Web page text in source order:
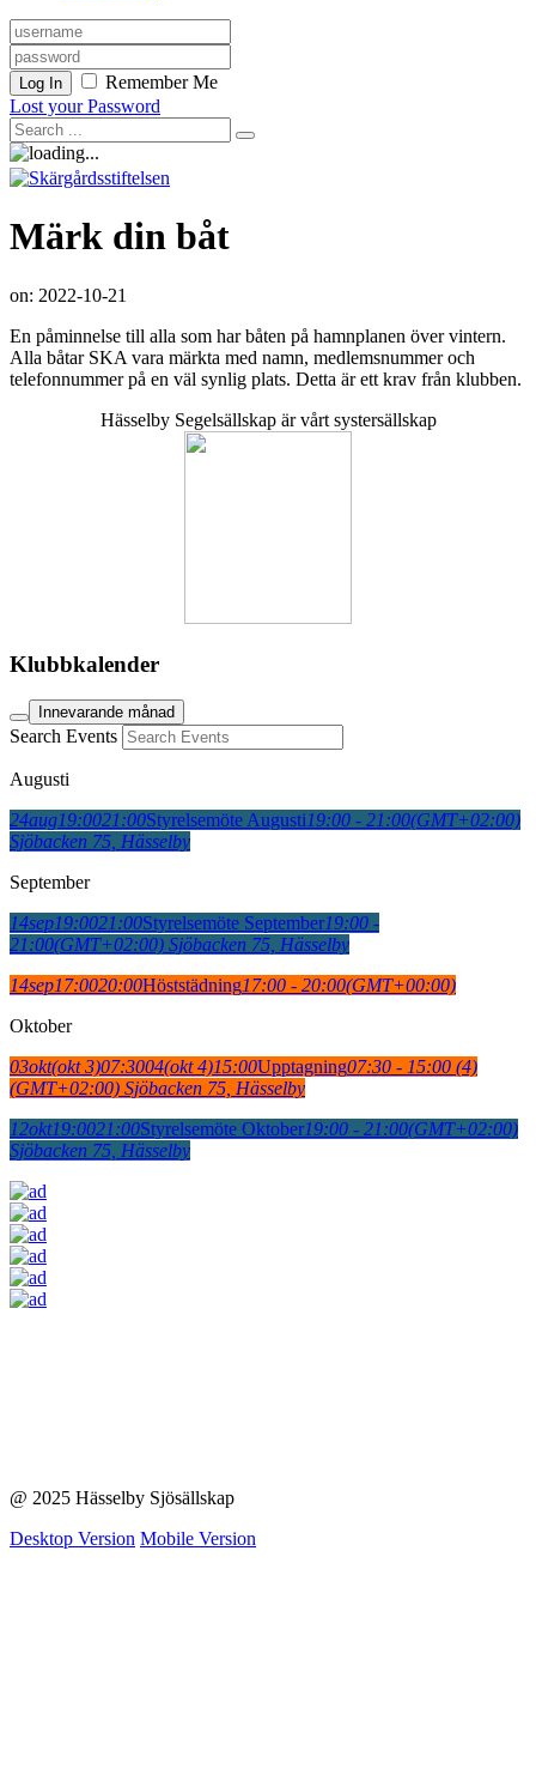
Log In
Remember Me
Lost your Password
Märk din båt
on: 2022-10-21
En påminnelse till alla som har båten på hamnplanen över vintern.
Alla båtar SKA vara märkta med namn, medlemsnummer och
telefonnummer på en väl synlig plats. Detta är ett krav från klubben.
Hässelby Segelsällskap är vårt systersällskap
Klubbkalender
Innevarande månad
Search Events
Augusti
24aug19:0021:00Styrelsemöte Augusti19:00 - 21:00(GMT+02:00)
Sjöbacken 75, Hässelby
September
14sep19:0021:00Styrelsemöte September19:00 -
21:00(GMT+02:00) Sjöbacken 75, Hässelby
14sep17:0020:00Höststädning17:00 - 20:00(GMT+00:00)
Oktober
03okt(okt 3)07:3004(okt 4)15:00Upptagning07:30 - 15:00 (4)
(GMT+02:00) Sjöbacken 75, Hässelby
12okt19:0021:00Styrelsemöte Oktober19:00 - 21:00(GMT+02:00)
Sjöbacken 75, Hässelby
@ 2025 Hässelby Sjösällskap
Desktop Version Mobile Version